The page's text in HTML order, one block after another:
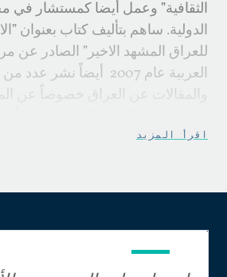
الثقافية" وعمل أيضا كمستشار في
الدولية. ساهم بتأليف كتاب بعنوان
للعراق المشهد الاخير" الصادر عن
العربية عام 2007 أيضاً
والمقالات عن العراق خصوصاً عن
منها الحياة والزمن والقدس العربي.
اقرأ المزيد